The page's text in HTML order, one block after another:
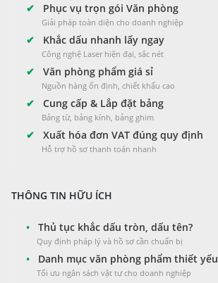
✔ Phục vụ trọn gói Văn phòng
Giải pháp toàn diện cho doanh nghiệp
✔ Khắc dấu nhanh lấy ngay
Công nghệ Laser hiện đại, sắc nét
✔ Văn phòng phẩm giá sỉ
Nguồn hàng ổn định, chiết khấu cao
✔ Cung cấp & Lắp đặt bảng
Bảng từ, bảng kính, bảng ghim
✔ Xuất hóa đơn VAT đúng quy định
Hỗ trợ hồ sơ thanh toán nhanh
THÔNG TIN HỮU ÍCH
• Thủ tục khắc dấu tròn, dấu tên?
Quy định pháp lý và hồ sơ cần chuẩn bị
• Danh mục văn phòng phẩm thiết yếu
Tối ưu ngân sách vật tư cho doanh nghiệp